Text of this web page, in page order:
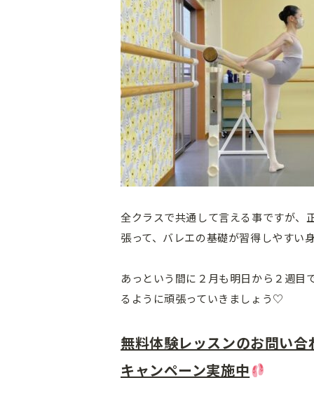
全クラスで共通して言える事ですが、
張って、バレエの基礎が習得しやすい
あっという間に２月も明日から２週目
るように頑張っていきましょう♡
無料体験レッスンのお問い
キャンペーン実施中